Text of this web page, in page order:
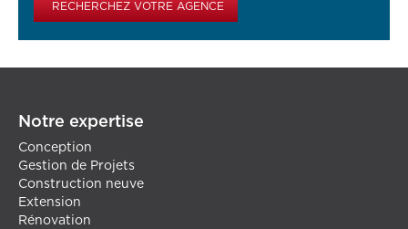
RECHERCHEZ VOTRE AGENCE
Notre expertise
Conception
Gestion de Projets
Construction neuve
Extension
Rénovation